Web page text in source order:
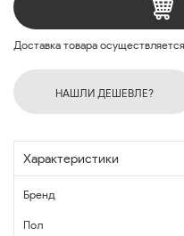
Доставка товара
НАШЛИ ДЕШЕВЛЕ?
Характеристики
Бренд
Пол